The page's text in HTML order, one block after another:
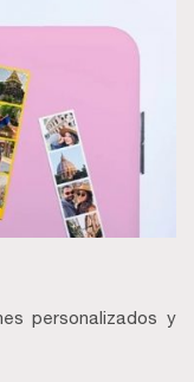
personalizados y